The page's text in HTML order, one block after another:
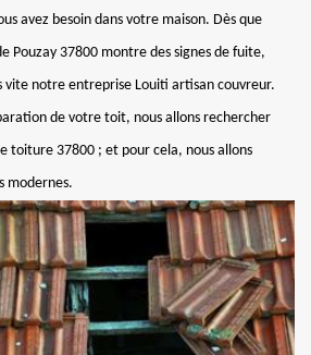
avez besoin dans votre maison. Dès que
Pouzay 37800 montre des signes de fuite,
vite notre entreprise Louiti artisan couvreur.
de votre toit, nous allons rechercher
toiture 37800 ; et pour cela, nous allons
modernes.